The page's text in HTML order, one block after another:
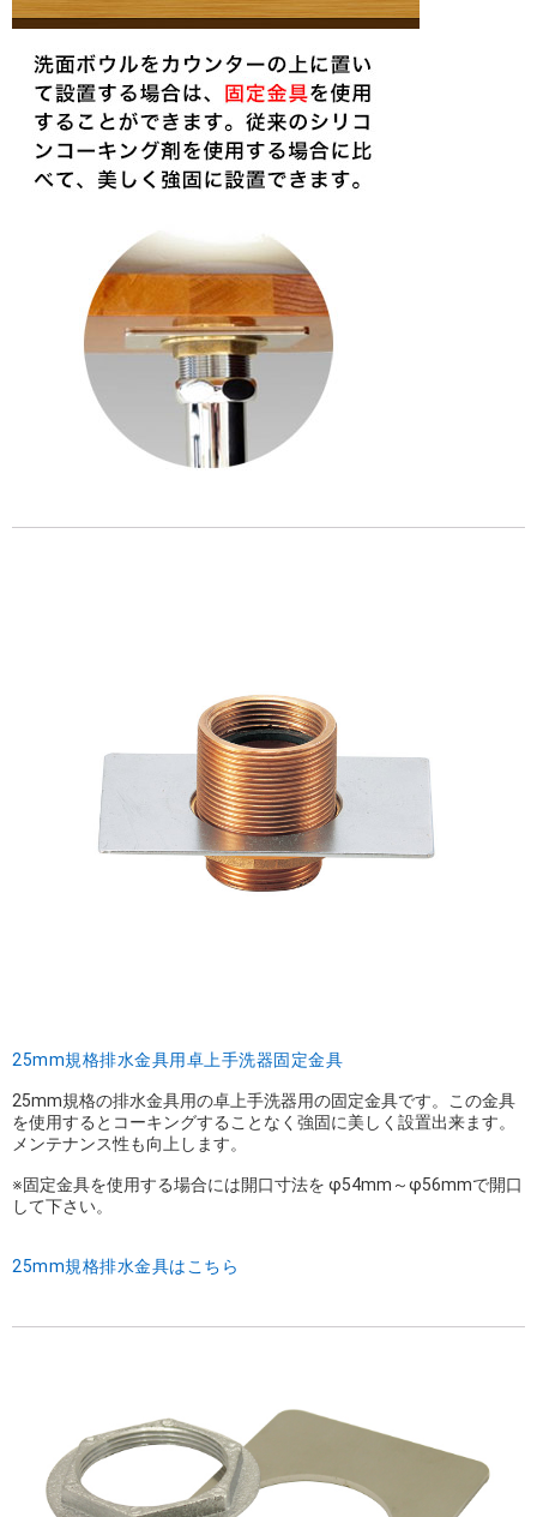
25mm規格排水金具用卓上手洗器固定金具
25mm規格の排水金具用の卓上手洗器用の固定金具です。この金具
を使用するとコーキングすることなく強固に美しく設置出来ます。
メンテナンス性も向上します。
※固定金具を使用する場合には開口寸法を φ54mm～φ56mmで開口
して下さい。
25mm規格排水金具はこちら